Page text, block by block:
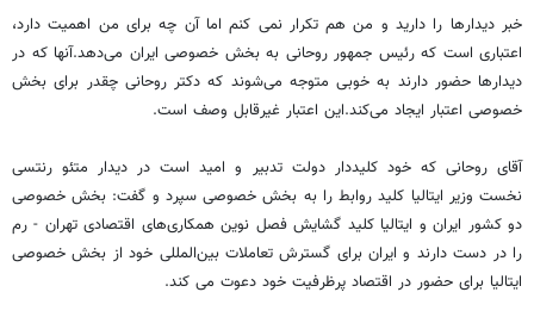
خبر دیدارها را دارید و من هم تکرار نمی کنم اما آن چه برای من اهمیت دارد،
اعتباری است که رئیس جمهور روحانی به بخش خصوصی ایران می‌دهد.آنها که در
دیدارها حضور دارند به خوبی متوجه می‌شوند که دکتر روحانی چقدر برای بخش
خصوصی اعتبار ایجاد می‌کند.این اعتبار غیرقابل وصف است.
آقای روحانی که خود کلیددار دولت تدبیر و امید است در دیدار متئو رنتسی
نخست وزیر ایتالیا کلید روابط را به بخش خصوصی سپرد و گفت: بخش خصوصی
دو کشور ایران و ایتالیا کلید گشایش فصل نوین همکاری‌های اقتصادی تهران - رم
را در دست دارند و ایران برای گسترش تعاملات بین‌المللی خود از بخش خصوصی
ایتالیا برای حضور در اقتصاد پرظرفیت خود دعوت می کند.